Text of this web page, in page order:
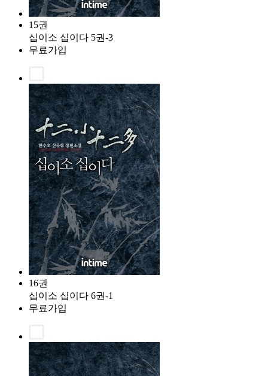
15권
십이소 십이다 5권-3
무료가입
16권
십이소 십이다 6권-1
무료가입